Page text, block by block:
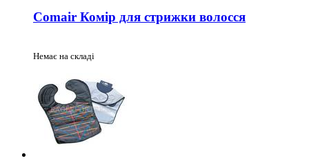
Comair Комір для стрижки волосся
Немає на складі